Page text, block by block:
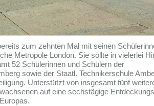
zum zehnten Mal mit seinen
Metropole London. Sie sollte in vielerlei
52 Schülerinnen und Schülern der
sowie der Staatl. Technikerschule
Unterstützt von insgesamt fünf
auf eine sechstägige